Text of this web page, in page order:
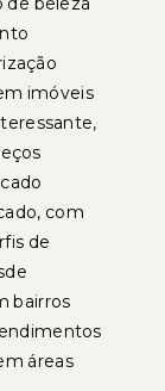
imóveis
com
de
bairros
áreas